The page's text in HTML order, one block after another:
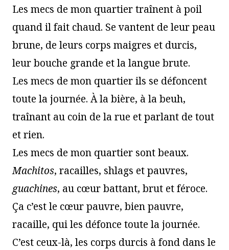
Les mecs de mon quartier traînent à poil
quand il fait chaud. Se vantent de leur peau
brune, de leurs corps maigres et durcis,
leur bouche grande et la langue brute.
Les mecs de mon quartier ils se défoncent
toute la journée. À la bière, à la beuh,
traînant au coin de la rue et parlant de tout
et rien.
Les mecs de mon quartier sont beaux.
Machitos, racailles, shlags et pauvres,
guachines, au cœur battant, brut et féroce.
Ça c’est le cœur pauvre, bien pauvre,
racaille, qui les défonce toute la journée.
C’est ceux-là, les corps durcis à fond dans le